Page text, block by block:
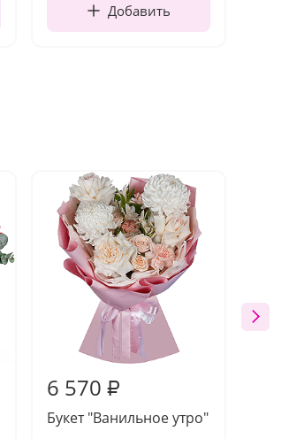
Добавить
6 570 ₽
Букет "Ванильное утро"